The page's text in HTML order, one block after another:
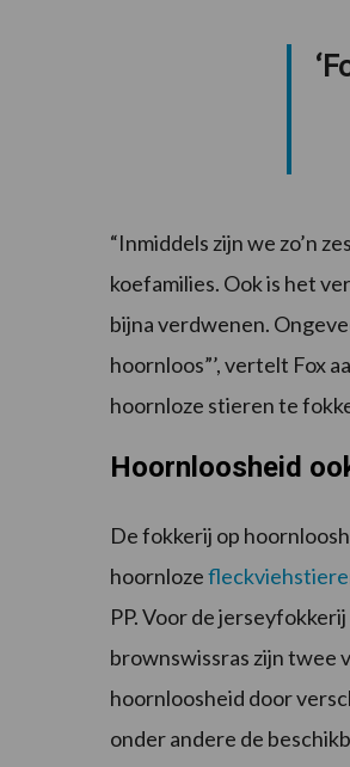
“Inmiddels zijn we zo’n
koefamilies. Ook is het
bijna verdwenen.
hoornloos”’, vertelt Fox
hoornloze stieren te
Hoornloosheid
De fokkerij op
hoornloze
PP. Voor de
brownswissras zijn twee
hoornloosheid door
onder andere de